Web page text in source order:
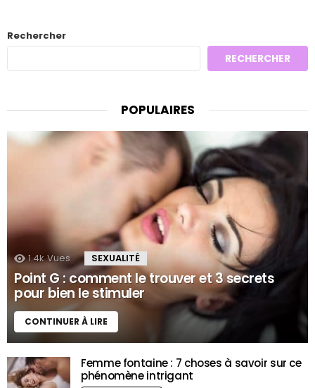
Rechercher
RECHERCHER
POPULAIRES
1.4k Vues SEXUALITÉ
Point G : comment le trouver et 3 secrets
pour bien le stimuler
CONTINUER À LIRE
Femme fontaine : 7 choses à savoir sur ce
phénomène intrigant